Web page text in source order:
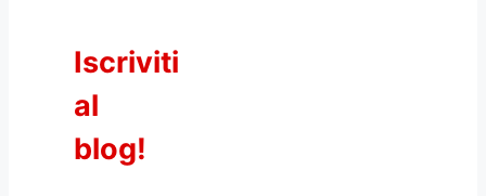
Iscriviti
al
blog!